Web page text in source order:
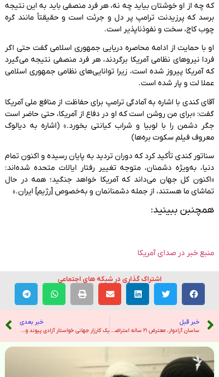
که چه از او خوشتان بیاید چه نه، هر فرد منصفی باید به این نتیجه
برسد که پرزیدنت ترامپ پر دل و جرئت است و حقیقتاً مانند گره
چوب کاج، سخت و نفوذناپذیر است.
او با حمایت از ادامه محاصره دریایی جمهوری اسلامی گفت حتی اگر
فردا نیروهای نظامی آمریکا برگردند، هر فرد منصفی نتیجه می‌گیرد
که آمریکا پیروز شده است، زیرا توانایی‌های نظامی جمهوری اسلامی
عملا لت و پار شده است.
آقای کندی با اشاره به آمادگی ترامپ برای حفاظت از منافع ملی آمریکا
گفت: «برای من روشن است که او در دفاع از آمریکا، حتی حاضر است
جگر دشمن را با لوبیا و شراب کیانتی بخورد.» (اشاره به دیالوگ
معروف فیلم سکوت بره‌ها)
سناتور کندی تأکید کرد که دوران تردید به پایان رسیده و اکنون تمام
دنیا، به‌ویژه دشمنان، متوجه تغییر رفتار ایالات متحده شده‌اند:
«اکنون کل جهان می‌داند که آمریکا خواهد جنگید؛ همه در حال
تماشای ما هستند، از جمله دشمنانمان و به‌خصوص [رژیم] ایران.»
همچنبن ببینید:
منبع خبر در صدای آمریکا
اشتراک گذاری در شبکه های اجتماعی
خبر قبل
ساسان آزادوار، معترض ۲۱ ساله اعتراضات دی‌ماه، اعدام شد – رادیو فردا
خبر بعدی
یک کارزار جهانی خواستار آزادی پیوند و برنا نعیمی، دو پسرعموی بهایی، از زندان شد – رادیو فردا